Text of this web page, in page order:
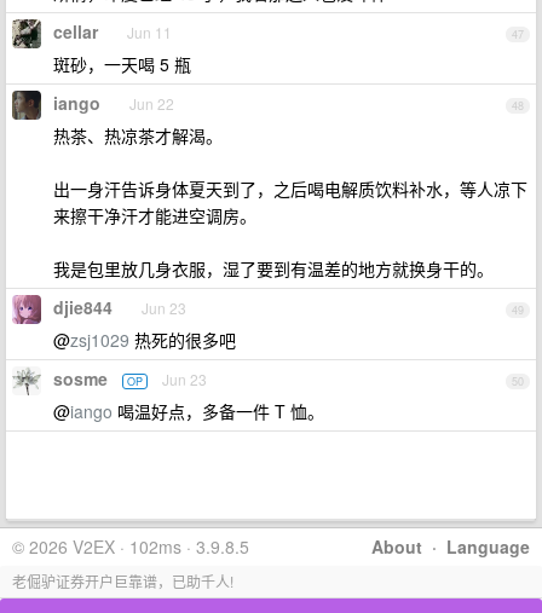
47
cellar Jun 11
斑砂，一天喝 5 瓶
48
iango Jun 22
热茶、热凉茶才解渴。
出一身汗告诉身体夏天到了，之后喝电解质饮料补水，等人凉下
来擦干净汗才能进空调房。
我是包里放几身衣服，湿了要到有温差的地方就换身干的。
49
djie844 Jun 23
@zsj1029 热死的很多吧
50
sosme OP Jun 23
@iango 喝温好点，多备一件 T 恤。
About · Language
© 2026 V2EX · 102ms · 3.9.8.5
老倔驴证券开户巨靠谱，已助千人!